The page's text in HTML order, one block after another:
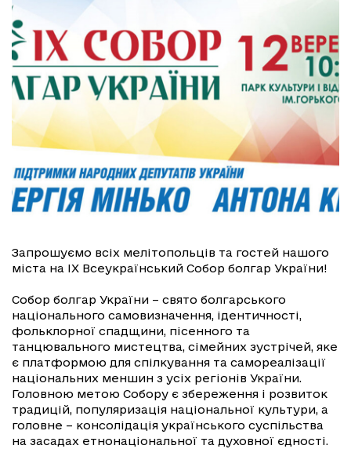
Запрошуємо всіх мелітопольців та гостей нашого
міста на ІХ Всеукраїнський Собор болгар України!
Собор болгар України – свято болгарського
національного самовизначення, ідентичності,
фольклорної спадщини, пісенного та
танцювального мистецтва, сімейних зустрічей, яке
є платформою для спілкування та самореалізації
національних меншин з усіх регіонів України.
Головною метою Собору є збереження і розвиток
традицій, популяризація національної культури, а
головне – консолідація українського суспільства
на засадах етнонаціональної та духовної єдності.